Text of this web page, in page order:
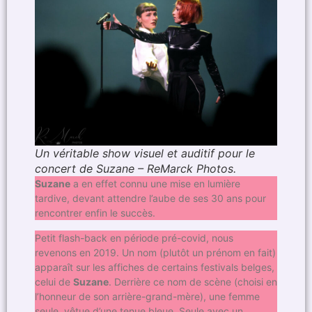
Un véritable show visuel et auditif pour le
concert de Suzane – ReMarck Photos.
Suzane a en effet connu une mise en lumière
tardive, devant attendre l’aube de ses 30 ans pour
rencontrer enfin le succès.
Petit flash-back en période pré-covid, nous
revenons en 2019. Un nom (plutôt un prénom en fait)
apparaît sur les affiches de certains festivals belges,
celui de Suzane. Derrière ce nom de scène (choisi en
l’honneur de son arrière-grand-mère), une femme